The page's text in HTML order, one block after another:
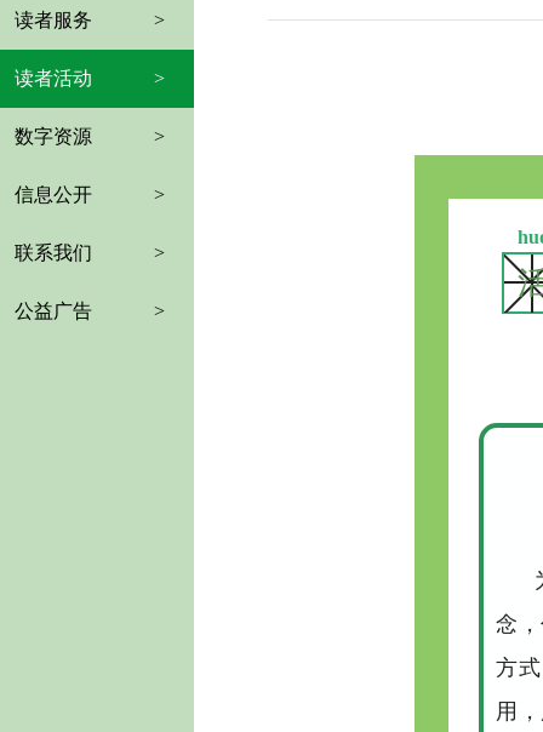
读者服务 >
读者活动 >
数字资源 >
信息公开 >
联系我们 >
公益广告 >
念
方
用